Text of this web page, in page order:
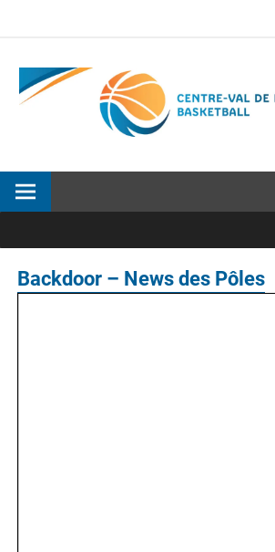
Backdoor – News des Pôles